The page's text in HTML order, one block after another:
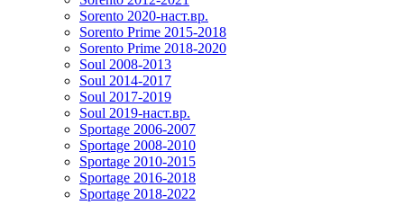
Sorento 2020-наст.вр.
Sorento Prime 2015-2018
Sorento Prime 2018-2020
Soul 2008-2013
Soul 2014-2017
Soul 2017-2019
Soul 2019-наст.вр.
Sportage 2006-2007
Sportage 2008-2010
Sportage 2010-2015
Sportage 2016-2018
Sportage 2018-2022